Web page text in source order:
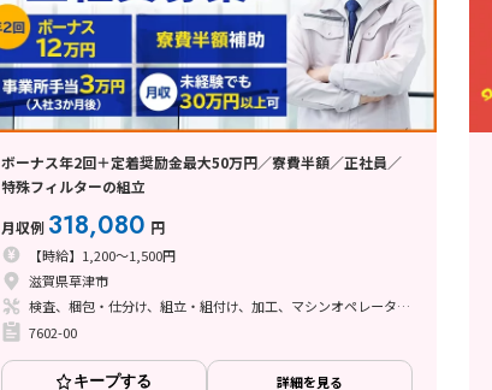
ボーナス年2回＋定着奨励金最大50万円／寮費半額／正社員／
特殊フィルターの組立
月収例 318,080 円
【時給】1,200～1,500円
滋賀県草津市
検査、梱包・仕分け、組立・組付け、加工、マシンオペレーター、立ち作業
7602-00
キープする 詳細を見る